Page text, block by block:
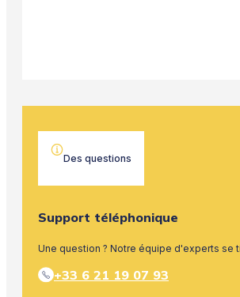
Des questions
Support téléphonique
Une question ? Notre équipe d'experts se
+33 6 21 19 07 93